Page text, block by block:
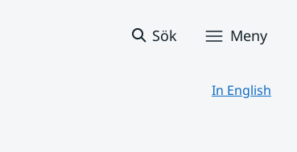
Sök Meny
In English